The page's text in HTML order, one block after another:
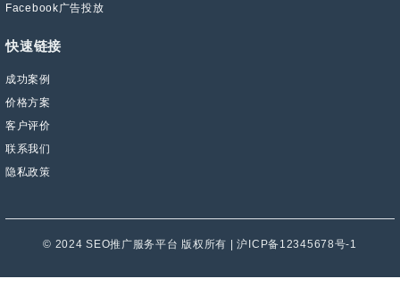
Facebook广告投放
快速链接
成功案例
价格方案
客户评价
联系我们
隐私政策
© 2024 SEO推广服务平台 版权所有 | 沪ICP备12345678号-1